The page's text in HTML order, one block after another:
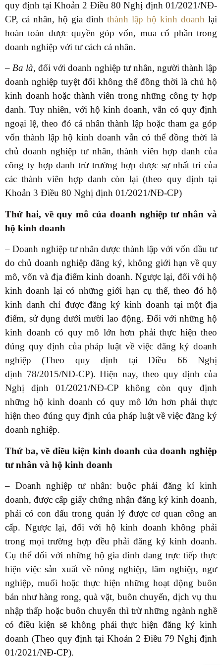
quy định tại Khoản 2 Điều 80 Nghị định 01/2021/NĐ-
CP, cá nhân, hộ gia đình thành lập hộ kinh doanh lại
hoàn toàn được quyền góp vốn, mua cổ phần trong
doanh nghiệp với tư cách cá nhân.
–Ba là, đối với doanh nghiệp tư nhân, người thành lập
doanh nghiệp tuyệt đối không thể đồng thời là chủ hộ
kinh doanh hoặc thành viên trong những công ty hợp
danh. Tuy nhiên, với hộ kinh doanh, vẫn có quy định
ngoại lệ, theo đó cá nhân thành lập hoặc tham ga góp
vốn thành lập hộ kinh doanh vẫn có thể đồng thời là
chủ doanh nghiệp tư nhân, thành viên hợp danh của
công ty hợp danh trừ trường hợp được sự nhất trí của
các thành viên hợp danh còn lại (theo quy định tại
Khoản 3 Điều 80 Nghị định 01/2021/NĐ-CP)
Thứ hai, về quy mô của doanh nghiệp tư nhân và
hộ kinh doanh
– Doanh nghiệp tư nhân được thành lập với vốn đầu tư
do chủ doanh nghiệp đăng ký, không giới hạn về quy
mô, vốn và địa điểm kinh doanh. Ngược lại, đối với hộ
kinh doanh lại có những giới hạn cụ thể, theo đó hộ
kinh danhchỉ được đăng ký kinh doanh tại một địa
điểm, sử dụng dưới mười lao động. Đối với những hộ
kinh doanh có quy mô lớn hơn phải thực hiện theo
đúng quy định của pháp luật về việc đăng ký doanh
nghiệp (Theo quy định tại Điều 66 Nghị
định 78/2015/NĐ-CP). Hiện nay, theo quy định của
Nghị định 01/2021/NĐ-CP không còn quy định
những hộ kinh doanh có quy mô lớn hơn phải thực
hiện theo đúng quy định của pháp luật về việc đăng ký
doanh nghiệp.
Thứ ba, về điều kiện kinh doanh của doanh nghiệp
tư nhân và hộ kinh doanh
– Doanh nghiệp tư nhân: buộc phải đăng kí kinh
doanh, được cấp giấy chứng nhận đăng ký kinh doanh,
phải có con dấu trong quản lý được cơ quan công an
cấp. Ngược lại, đối với hộ kinh doanh không phải
trong mọi trường hợp đều phải đăng ký kinh doanh.
Cụ thể đối với những hộ gia đình đang trực tiếp thực
hiện việc sản xuất về nông nghiệp, lâm nghiệp, ngư
nghiệp, muối hoặc thực hiện những hoạt động buôn
bán như hàng rong, quà vặt, buôn chuyến, dịch vụ thu
nhập thấp hoặc buôn chuyến thì trừ những ngành nghề
có điều kiện sẽ không phải thực hiện đăng ký kinh
doanh (Theo quy định tại Khoản 2 Điều 79Nghị định
01/2021/NĐ-CP).